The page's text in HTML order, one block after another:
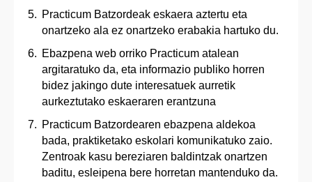
Practicum Batzordeak eskaera aztertu eta
onartzeko ala ez onartzeko erabakia hartuko du.
Ebazpena web orriko Practicum atalean
argitaratuko da, eta informazio publiko horren
bidez jakingo dute interesatuek aurretik
aurkeztutako eskaeraren erantzuna
Practicum Batzordearen ebazpena aldekoa
bada, praktiketako eskolari komunikatuko zaio.
Zentroak kasu bereziaren baldintzak onartzen
baditu, esleipena bere horretan mantenduko da.